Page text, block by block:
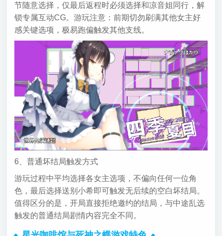
节随意选择，仅最后返程时必须选择和凉音姐同行，解
锁专属互动CG。游玩注意：前期切勿刷满其他女主好
感关键选项，极易跑偏触发其他支线。
6、普通坏结局触发方式
游玩过程中平均选择各女主选项，不偏向任何一位角
色，最后选择送别小希即可触发无后续的空白坏结局。
值得区分的是，开局直接拒绝邀约的结局，与中途乱选
触发的普通结局剧情内容完全不同。